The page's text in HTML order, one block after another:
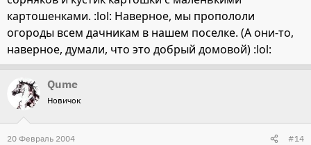
картошенками. :lol: Наверное, мы пропололи
огороды всем дачникам в нашем поселке. (А они-то,
наверное, думали, что это добрый домовой) :lol:
Qume
Новичок
20 Февраль 2004 #14